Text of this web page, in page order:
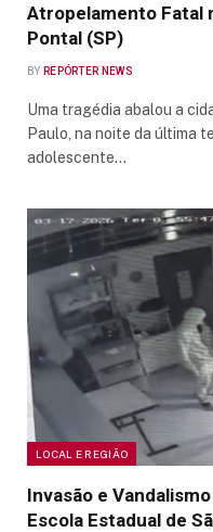
Atropelamento Fatal
Pontal (SP)
BY REPÓRTER NEWS
Uma tragédia abalou a
Paulo, na noite da última
adolescente…
LOCAL E REGIÃO
Invasão e
Escola Estadual de